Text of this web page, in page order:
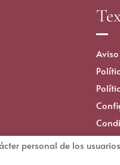
personal de los